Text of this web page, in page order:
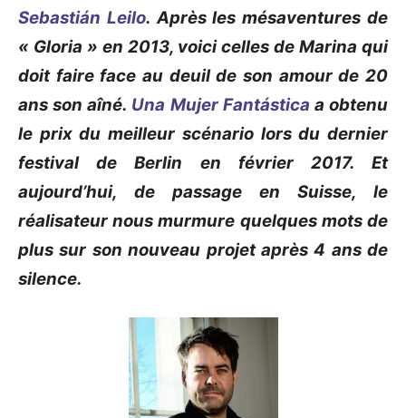
Sebastián Leilo. Après les mésaventures de
« Gloria » en 2013, voici celles de Marina qui
doit faire face au deuil de son amour de 20
ans son aîné. Una Mujer Fantástica a obtenu
le prix du meilleur scénario lors du dernier
festival de Berlin en février 2017. Et
aujourd’hui, de passage en Suisse, le
réalisateur nous murmure quelques mots de
plus sur son nouveau projet après 4 ans de
silence.